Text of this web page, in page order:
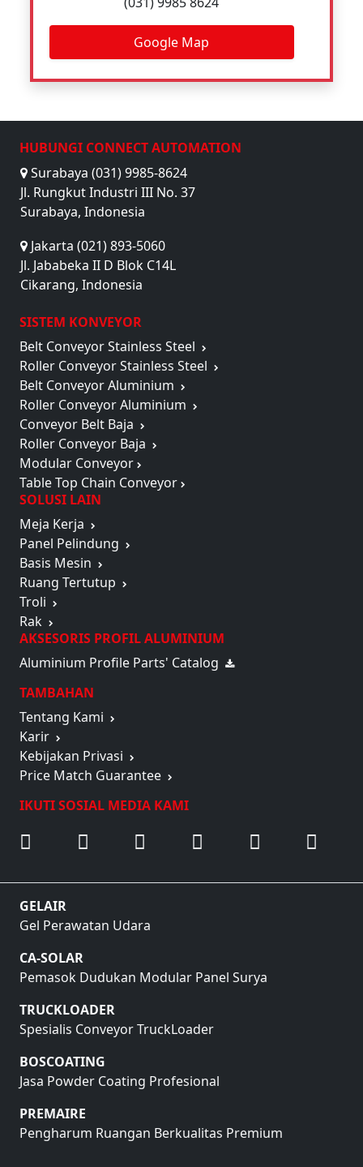
Google Map
HUBUNGI CONNECT AUTOMATION
Surabaya (031) 9985-8624
Jl. Rungkut Industri III No. 37
Surabaya, Indonesia
Jakarta (021) 893-5060
Jl. Jababeka II D Blok C14L
Cikarang, Indonesia
SISTEM KONVEYOR
Belt Conveyor Stainless Steel
Roller Conveyor Stainless Steel
Belt Conveyor Aluminium
Roller Conveyor Aluminium
Conveyor Belt Baja
Roller Conveyor Baja
Modular Conveyor
Table Top Chain Conveyor
SOLUSI LAIN
Meja Kerja
Panel Pelindung
Basis Mesin
Ruang Tertutup
Troli
Rak
AKSESORIS PROFIL ALUMINIUM
Aluminium Profile Parts' Catalog
TAMBAHAN
Tentang Kami
Karir
Kebijakan Privasi
Price Match Guarantee
IKUTI SOSIAL MEDIA KAMI
GELAIR
Gel Perawatan Udara
CA-SOLAR
Pemasok Dudukan Modular Panel Surya
TRUCKLOADER
Spesialis Conveyor TruckLoader
BOSCOATING
Jasa Powder Coating Profesional
PREMAIRE
Pengharum Ruangan Berkualitas Premium